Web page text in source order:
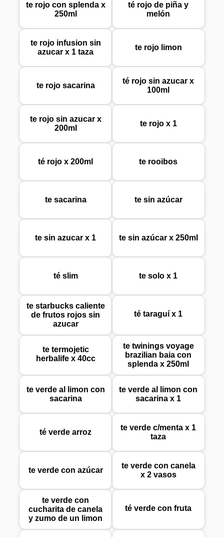
te rojo con splenda x
250ml
té rojo de piña y
melón
te rojo infusion sin
azucar x 1 taza
te rojo limon
te rojo sacarina
té rojo sin azucar x
100ml
te rojo sin azucar x
200ml
te rojo x 1
té rojo x 200ml te rooibos
te sacarina te sin azúcar
te sin azucar x 1 te sin azúcar x 250ml
té slim te solo x 1
te starbucks caliente
de frutos rojos sin
azucar
té taraguí x 1
te termojetic
herbalife x 40cc
te twinings voyage
brazilian baia con
splenda x 250ml
te verde al limon con
sacarina
te verde al limon con
sacarina x 1
té verde arroz
te verde c/menta x 1
taza
te verde con azúcar
te verde con canela
x 2 vasos
te verde con
cucharita de canela
y zumo de un limon
té verde con fruta